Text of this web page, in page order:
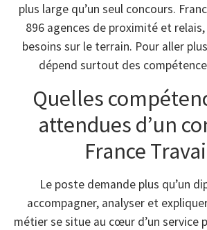
plus large qu’un seul concours.
896 agences de proximité et
besoins sur le terrain. Pour aller
dépend surtout des
Quelles
attendues d’un
France
Le poste demande plus qu’un
accompagner, analyser et
métier se situe au cœur d’un service